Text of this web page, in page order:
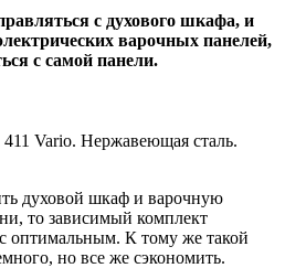
с духового шкафа, и
варочных панелей,
с самой панели.
Vario. Нержавеющая сталь.
духовой шкаф и варочную
то зависимый комплект
оптимальным. К тому же такой
но все же сэкономить.